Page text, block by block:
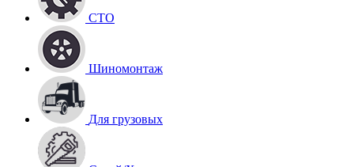
СТО
Шиномонтаж
Для грузовых